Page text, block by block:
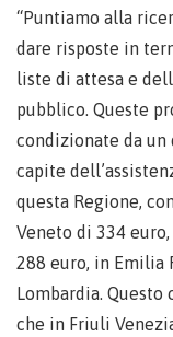
“Puntiamo alla
dare risposte in
liste di attesa e
pubblico. Queste
condizionate da un
capite
questa Regione,
Veneto di 334
288 euro, in Emilia
Lombardia. Questo
che in Friuli